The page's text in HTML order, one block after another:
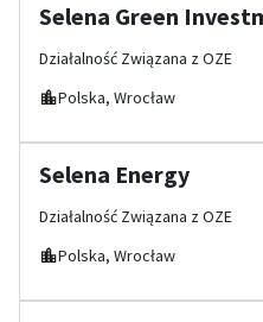
Selena Green
Działalność Związana z OZE
Polska, Wrocław
Selena Energy
Działalność Związana z OZE
Polska, Wrocław